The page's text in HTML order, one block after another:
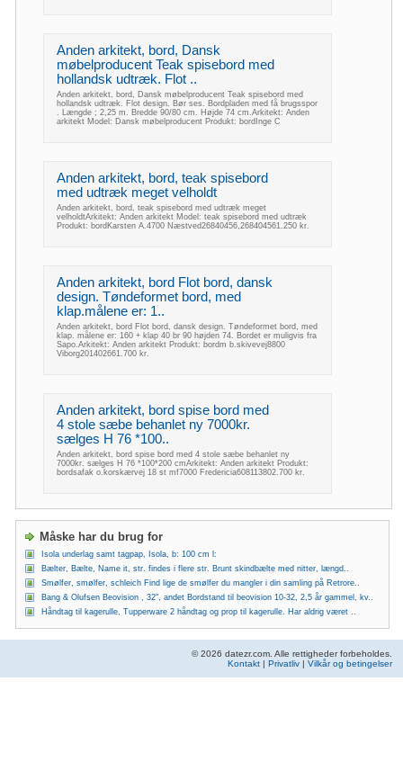
Anden arkitekt, bord, Dansk
møbelproducent Teak spisebord med
hollandsk udtræk. Flot ..
Anden arkitekt, bord, Dansk møbelproducent Teak spisebord med
hollandsk udtræk. Flot design. Bør ses. Bordpladen med få brugsspor
. Længde ; 2,25 m. Bredde 90/80 cm. Højde 74 cm.Arkitekt: Anden
arkitekt Model: Dansk møbelproducent Produkt: bordInge C
Anden arkitekt, bord, teak spisebord
med udtræk meget velholdt
Anden arkitekt, bord, teak spisebord med udtræk meget
velholdtArkitekt: Anden arkitekt Model: teak spisebord med udtræk
Produkt: bordKarsten A.4700 Næstved26840456,268404561.250 kr.
Anden arkitekt, bord Flot bord, dansk
design. Tøndeformet bord, med
klap.målene er: 1..
Anden arkitekt, bord Flot bord, dansk design. Tøndeformet bord, med
klap. målene er: 160 + klap 40 br 90 højden 74. Bordet er muligvis fra
Sapo.Arkitekt: Anden arkitekt Produkt: bordm b.skivevej8800
Viborg201402661.700 kr.
Anden arkitekt, bord spise bord med
4 stole sæbe behanlet ny 7000kr.
sælges H 76 *100..
Anden arkitekt, bord spise bord med 4 stole sæbe behanlet ny
7000kr. sælges H 76 *100*200 cmArkitekt: Anden arkitekt Produkt:
bordsafak o.korskærvej 18 st mf7000 Fredericia608113802.700 kr.
Måske har du brug for
Isola underlag samt tagpap, Isola, b: 100 cm l:
Bælter, Bælte, Name it, str. findes i flere str. Brunt skindbælte med nitter, længd..
Smølfer, smølfer, schleich Find lige de smølfer du mangler i din samling på Retrore..
Bang & Olufsen Beovision , 32", andet Bordstand til beovision 10-32, 2,5 år gammel, kv..
Håndtag til kagerulle, Tupperware 2 håndtag og prop til kagerulle. Har aldrig været ..
© 2026 datezr.com. Alle rettigheder forbeholdes.
Kontakt | Privatliv | Vilkår og betingelser